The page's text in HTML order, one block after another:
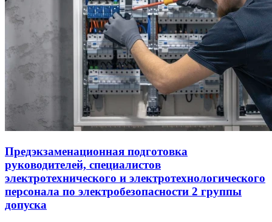
Предэкзаменационная подготовка
руководителей, специалистов
электротехнического и электротехнологического
персонала по электробезопасности 2 группы
допуска